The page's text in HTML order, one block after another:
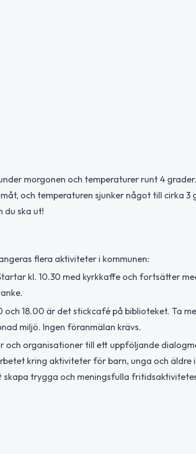
morgonen och temperaturer runt 4
och temperaturen sjunker något till cirka 3
du ska ut!
flera aktiviteter i kommunen:
kl. 10.30 med kyrkkaffe och fortsätter
och 18.00 är det stickcafé på biblioteket. Ta
miljö. Ingen föranmälan krävs.
och organisationer till ett uppföljande
kring aktiviteter för barn, unga och äldre
trygga och meningsfulla